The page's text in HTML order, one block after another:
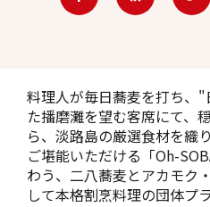
料理人が毎日蕎麦を打ち、
た播磨灘を望む客席にて、
ら、淡路島の厳選食材を織
ご堪能いただける「Oh-
わう、二八蕎麦とアカモク
して本格割烹料理の団体プ